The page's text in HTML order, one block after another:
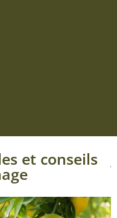
et conseils